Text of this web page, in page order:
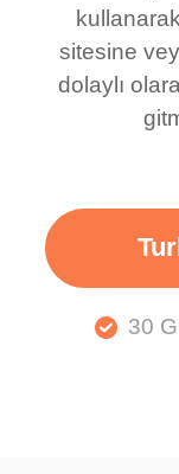
sitesine
dolaylı
30